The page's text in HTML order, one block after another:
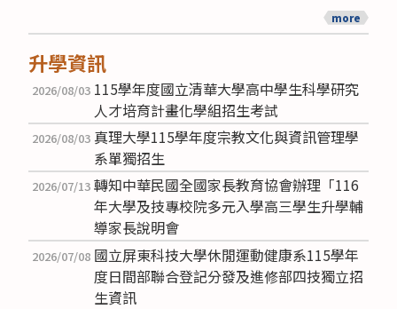
more
升學資訊
115學年度國立清華大學高中學生科學研究
人才培育計畫化學組招生考試
2026/08/03
真理大學115學年度宗教文化與資訊管理學
系單獨招生
2026/08/03
轉知中華民國全國家長教育協會辦理「116
年大學及技專校院多元入學高三學生升學輔
導家長說明會
2026/07/13
國立屏東科技大學休閒運動健康系115學年
度日間部聯合登記分發及進修部四技獨立招
生資訊
2026/07/08